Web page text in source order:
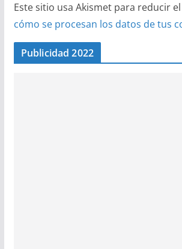
Este sitio usa Akismet para reducir
cómo se procesan los datos de tus
Publicidad 2022